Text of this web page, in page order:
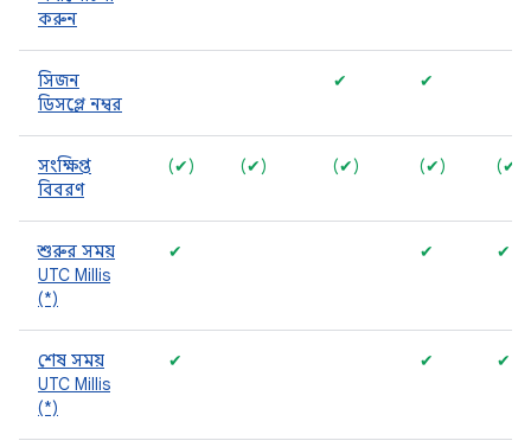
করুন
সিজন
ডিসপ্লে নম্বর
✔ ✔
সংক্ষিপ্ত
বিবরণ
(✔) (✔) (✔) (✔) (✔)
শুরুর সময়
UTC Millis
(*)
✔ ✔ ✔
শেষ সময়
UTC Millis
(*)
✔ ✔ ✔